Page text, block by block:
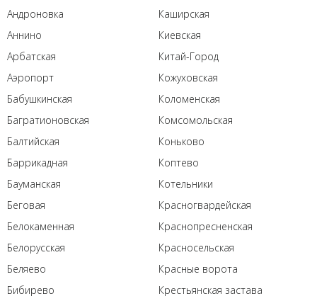
Андроновка
Аннино
Арбатская
Аэропорт
Бабушкинская
Багратионовская
Балтийская
Баррикадная
Бауманская
Беговая
Белокаменная
Белорусская
Беляево
Бибирево
Каширская
Киевская
Китай-Город
Кожуховская
Коломенская
Комсомольская
Коньково
Коптево
Котельники
Красногвардейская
Краснопресненская
Красносельская
Красные ворота
Крестьянская застава